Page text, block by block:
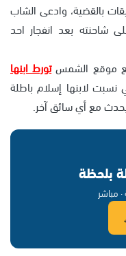
بالقضية، وادعى الشاب
شاحنته بعد انفجار احد
مع موقع الشمستورط ابنها
نسبت لابنها إسلام باطلة
مع أي سائق آخر.
بلحظة
· مباشر